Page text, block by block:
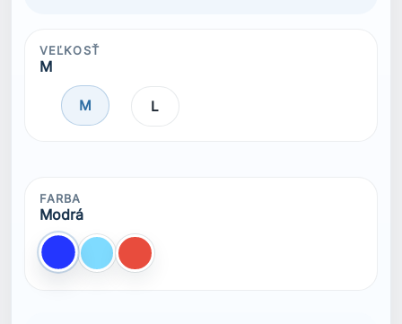
VEĽKOSŤ
M
M L
FARBA
Modrá
Modrá bledo Modrá
Červená